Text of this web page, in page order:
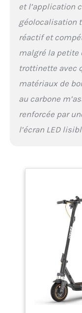
transforme
coffres
appartement
robustesse et
exigences de
Dérapant TCS
Ce scooter
système
qui prévient
sur routes
la technologie
connecté en
Bluetooth
la
des
présente des
instantanée,
conduite. Les
de direction
nocturne pour
et l’application
géolocalisation
réactif et
malgré la petite
trottinette avec
matériaux de
au carbone
renforcée par
l’écran LED